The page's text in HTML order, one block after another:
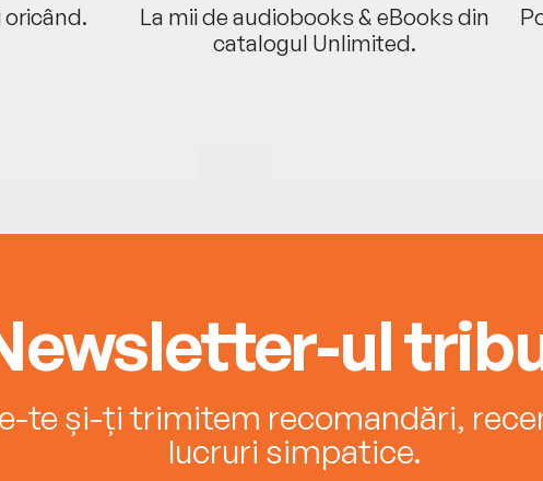
oricând.
La mii de audiobooks & eBooks din
catalogul Unlimited.
ul
te și-ți trimitem recomandări,
lucruri simpatice.